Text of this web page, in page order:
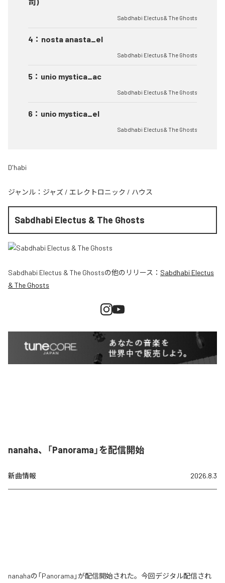
Sabdhabi Electus & The Ghosts
4 ： nosta anasta_el
Sabdhabi Electus & The Ghosts
5 ： unio mystica_ac
Sabdhabi Electus & The Ghosts
6 ： unio mystica_el
Sabdhabi Electus & The Ghosts
D'habi
ジャンル： ジャズ / エレクトロニック / ハウス
Sabdhabi Electus & The Ghosts
Sabdhabi Electus & The Ghostsの他のリリース： Sabdhabi Electus
& The Ghosts
nanaha、「Panorama」を配信開始
新曲情報 2026.8.3
nanahaの「Panorama」が配信開始された。今回デジタル配信され